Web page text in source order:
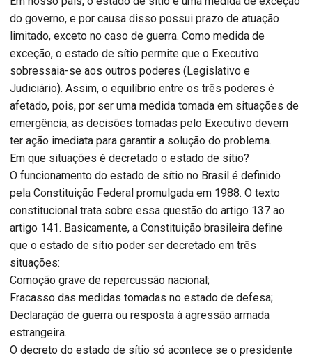
do governo, e por causa disso possui prazo de atuação
limitado, exceto no caso de guerra. Como medida de
exceção, o estado de sítio permite que o Executivo
sobressaia-se aos outros poderes (Legislativo e
Judiciário). Assim, o equilíbrio entre os três poderes é
afetado, pois, por ser uma medida tomada em situações de
emergência, as decisões tomadas pelo Executivo devem
ter ação imediata para garantir a solução do problema.
Em que situações é decretado o estado de sítio?
O funcionamento do estado de sítio no Brasil é definido
pela Constituição Federal promulgada em 1988. O texto
constitucional trata sobre essa questão do artigo 137 ao
artigo 141. Basicamente, a Constituição brasileira define
que o estado de sítio poder ser decretado em três
situações:
Comoção grave de repercussão nacional;
Fracasso das medidas tomadas no estado de defesa;
Declaração de guerra ou resposta à agressão armada
estrangeira.
O decreto do estado de sítio só acontece se o presidente